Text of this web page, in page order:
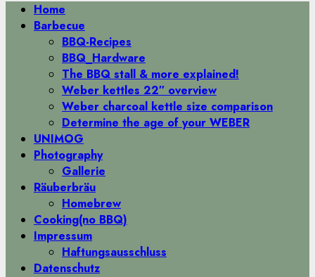
Primäres
Menü
Home
Barbecue
BBQ-Recipes
BBQ_Hardware
The BBQ stall & more explained!
Weber kettles 22″ overview
Weber charcoal kettle size comparison
Determine the age of your WEBER
UNIMOG
Photography
Gallerie
Räuberbräu
Homebrew
Cooking(no BBQ)
Impressum
Haftungsausschluss
Datenschutz